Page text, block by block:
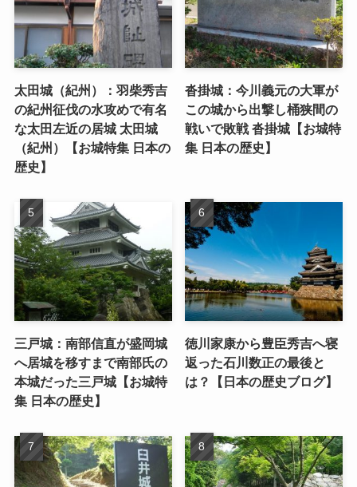
太田城（紀州）：羽柴秀吉
の紀州征伐の水攻めで有名
な太田左近の居城 太田城
（紀州）【お城特集 日本の
歴史】
沓掛城：今川義元の大軍が
この城から出撃し桶狭間の
戦いで敗戦 沓掛城【お城特
集 日本の歴史】
三戸城：南部信直が盛岡城
へ居城を移すまで南部氏の
本城だった三戸城【お城特
集 日本の歴史】
徳川家康から豊臣秀吉へ寝
返った石川数正の最後と
は？【日本の歴史ブログ】